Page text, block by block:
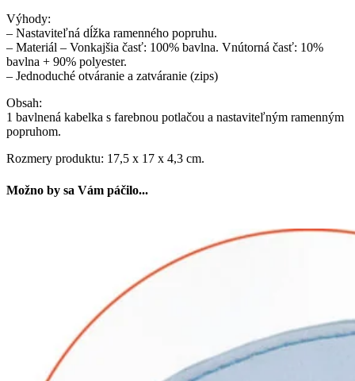
Výhody:
– Nastaviteľná dĺžka ramenného popruhu.
– Materiál – Vonkajšia časť: 100% bavlna. Vnútorná časť: 10%
bavlna + 90% polyester.
– Jednoduché otváranie a zatváranie (zips)
Obsah:
1 bavlnená kabelka s farebnou potlačou a nastaviteľným ramenným
popruhom.
Rozmery produktu: 17,5 x 17 x 4,3 cm.
Možno by sa Vám páčilo...